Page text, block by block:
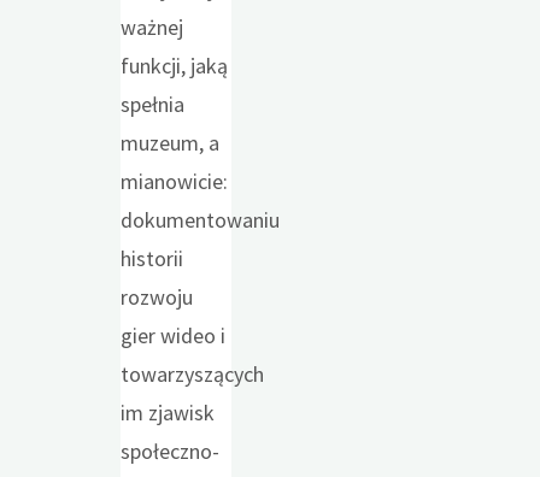
ważnej
funkcji, jaką
spełnia
muzeum, a
mianowicie:
dokumentowaniu
historii
rozwoju
gier wideo i
towarzyszących
im zjawisk
społeczno-